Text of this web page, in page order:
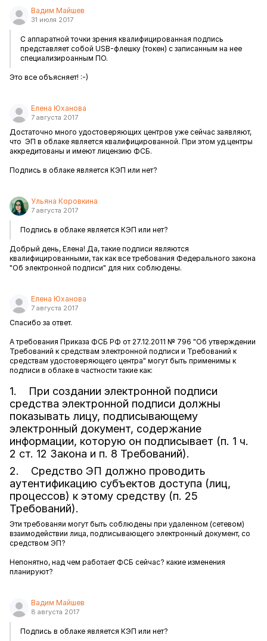
Вадим Майшев
31 июля 2017
С аппаратной точки зрения квалифицированная подпись
представляет собой USB-флешку (токен) с записанным на нее
специализироанным ПО.
Это все объясняет! :-)
Елена Юханова
7 августа 2017
Достаточно много удостоверяющих центров уже сейчас заявляют,
что ЭП в облаке является квалифицированной. При этом уд.центры
аккредитованы и имеют лицензию ФСБ.
Подпись в облаке является КЭП или нет?
Ульяна Коровкина
7 августа 2017
Подпись в облаке является КЭП или нет?
Добрый день, Елена! Да, такие подписи являются
квалифицированными, так как все требования Федерального закона
"Об электронной подписи" для них соблюдены.
Елена Юханова
7 августа 2017
Спасибо за ответ.
А требования Приказа ФСБ РФ от 27.12.2011 № 796 "Об утверждении
Требований к средствам электронной подписи и Требований к
средствам удостоверяющего центра" могут быть применимы к
подписи в облаке в частности такие как:
1. При создании электронной подписи
средства электронной подписи должны
показывать лицу, подписывающему
электронный документ, содержание
информации, которую он подписывает (п. 1 ч.
2 ст. 12 Закона и п. 8 Требований).
2. Средство ЭП должно проводить
аутентификацию субъектов доступа (лиц,
процессов) к этому средству (п. 25
Требований).
Эти требованяи могут быть соблюдены при удаленном (сетевом)
взаимодействии лица, подписывающего электронный документ, со
средством ЭП?
Непонятно, над чем работает ФСБ сейчас? какие изменения
планируют?
Вадим Майшев
8 августа 2017
Подпись в облаке является КЭП или нет?